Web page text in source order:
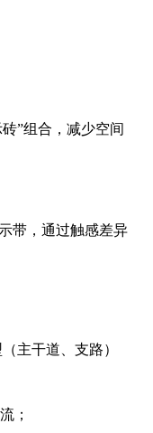
”组合，减少空间
带，通过触感差异
主干道、支路）
；